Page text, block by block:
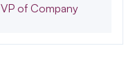
VP of Company